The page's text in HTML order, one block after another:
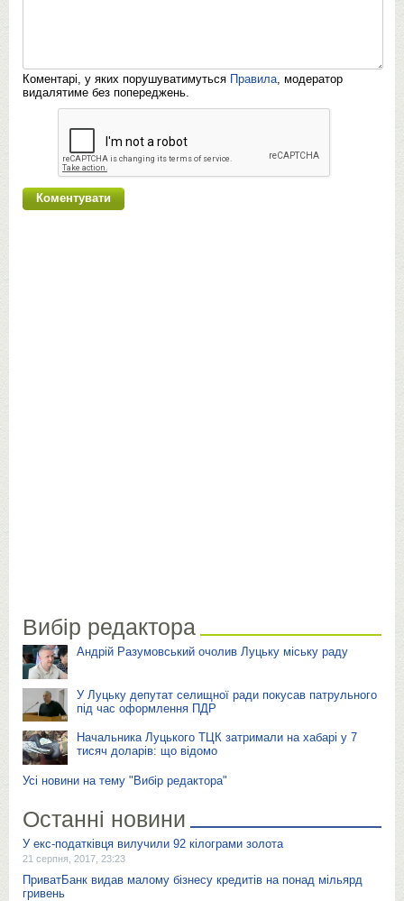
Коментарі, у яких порушуватимуться Правила, модератор
видалятиме без попереджень.
Вибір редактора
Андрій Разумовський очолив Луцьку міську раду
У Луцьку депутат селищної ради покусав патрульного
під час оформлення ПДР
Начальника Луцького ТЦК затримали на хабарі у 7
тисяч доларів: що відомо
Усі новини на тему "Вибір редактора"
Останні новини
У екс-податківця вилучили 92 кілограми золота
21 серпня, 2017, 23:23
ПриватБанк видав малому бізнесу кредитів на понад мільярд
гривень